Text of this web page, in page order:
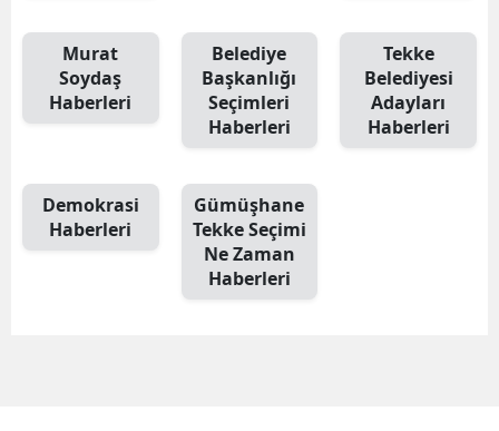
Sinop
Sivas
Tekirdağ
Tokat
Trabzon
Tunceli
Murat
Soydaş
Haberleri
Belediye
Başkanlığı
Seçimleri
Haberleri
Tekke
Belediyesi
Adayları
Haberleri
Demokrasi
Haberleri
Gümüşhane
Tekke Seçimi
Ne Zaman
Haberleri